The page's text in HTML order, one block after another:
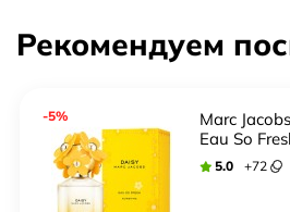
Рекомендуем
-5%
Marc
Eau So
Sunshine
5.0 +72